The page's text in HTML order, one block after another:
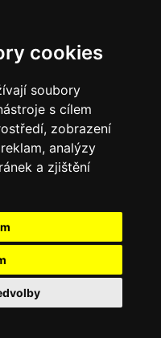
cookies
soubory
s cílem
zobrazení
analýzy
a zjištění